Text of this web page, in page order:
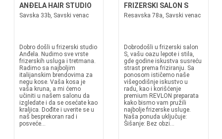
ANĐELA HAIR STUDIO
Savska 33b, Savski venac
Dobro došli u frizerski studio
Anđela. Nudimo sve vrste
frizerskih usluga i tretmana.
Radimo sa najboljim
italijanskim brendovima za
negu kose. Vaša kosa je
vaša kruna, a mi ćemo
učiniti u našem salonu da
izgledate i da se osećate kao
kraljica. Dođite i uverite se u
naš besprekoran rad i
posveće...
FRIZERSKI SALON S
Resavska 78a, Savski venac
Dobrodošli u frizerski salon
S, vašu oazu lepote i stila,
gde godine iskustva susreću
strast prema friziranju. Sa
ponosom ističemo naše
višegodišnje iskustvo u
radu, kao i korišćenje
premium REVLON preparata
kako bismo vam pružili
najbolje frizerske usluge.
Naša ponuda uključuje:
Šišanje: Bez obzi...